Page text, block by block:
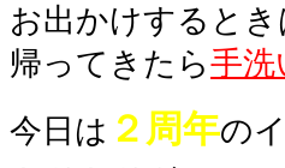
お出かけするとき
帰ってきたら手洗
今日は ２周年の